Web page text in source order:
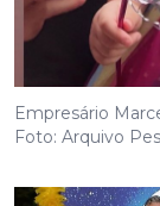
Empresário
Foto: Arquivo